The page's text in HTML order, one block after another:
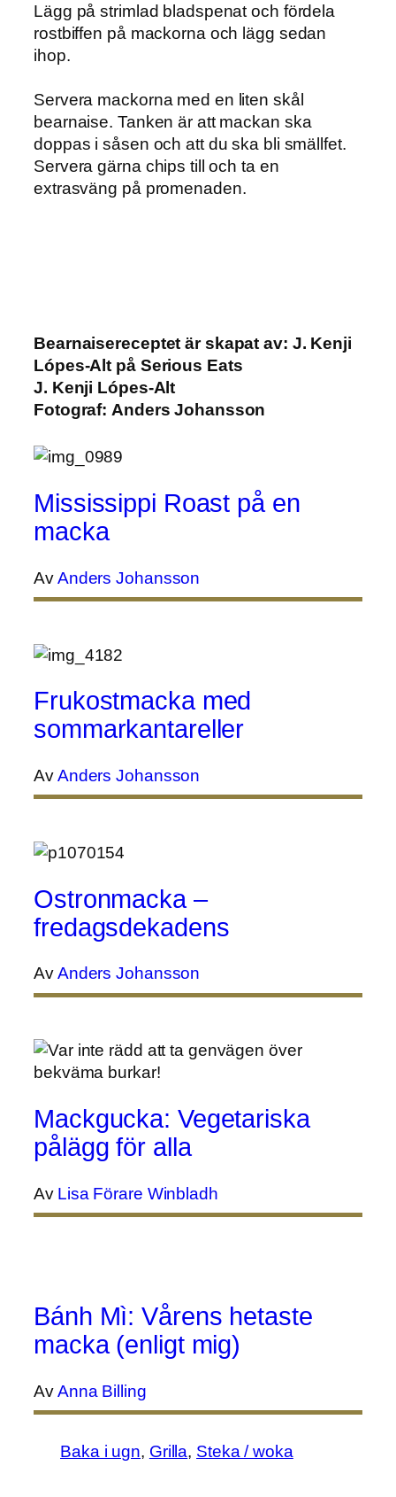
Lägg på strimlad bladspenat och fördela
rostbiffen på mackorna och lägg sedan
ihop.
Servera mackorna med en liten skål
bearnaise. Tanken är att mackan ska
doppas i såsen och att du ska bli smällfet.
Servera gärna chips till och ta en
extrasväng på promenaden.
Bearnaisereceptet är skapat av: J. Kenji
Lópes-Alt på Serious Eats
J. Kenji Lópes-Alt
Fotograf: Anders Johansson
Mississippi Roast på en
macka
AvAnders Johansson
Frukostmacka med
sommarkantareller
AvAnders Johansson
Ostronmacka –
fredagsdekadens
AvAnders Johansson
Mackgucka: Vegetariska
pålägg för alla
Av Lisa Förare Winbladh
Bánh Mì: Vårens hetaste
macka (enligt mig)
AvAnna Billing
Baka i ugn, Grilla, Steka / woka